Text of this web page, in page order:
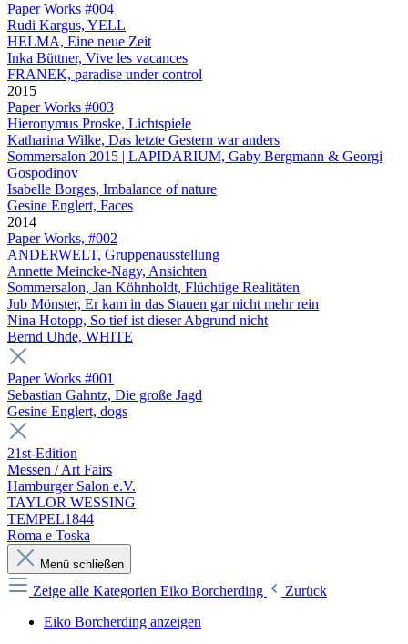
Paper Works #004
Rudi Kargus, YELL
HELMA, Eine neue Zeit
Inka Büttner, Vive les vacances
FRANEK, paradise under control
2015
Paper Works #003
Hieronymus Proske, Lichtspiele
Katharina Wilke, Das letzte Gestern war anders
Sommersalon 2015 | LAPIDARIUM, Gaby Bergmann & Georgi
Gospodinov
Isabelle Borges, Imbalance of nature
Gesine Englert, Faces
2014
Paper Works, #002
ANDERWELT, Gruppenausstellung
Annette Meincke-Nagy, Ansichten
Sommersalon, Jan Köhnholdt, Flüchtige Realitäten
Jub Mönster, Er kam in das Stauen gar nicht mehr rein
Nina Hotopp, So tief ist dieser Abgrund nicht
Bernd Uhde, WHITE
Paper Works #001
Sebastian Gahntz, Die große Jagd
Gesine Englert, dogs
21st-Edition
Messen / Art Fairs
Hamburger Salon e.V.
TAYLOR WESSING
TEMPEL1844
Roma e Toska
Menü schließen
Zeige alle Kategorien Eiko Borcherding
Zurück
Eiko Borcherding anzeigen